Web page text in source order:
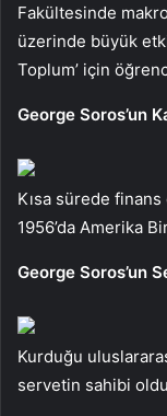
Fakültesinde
üzerinde büyük
Toplum’ için
George Soros’un
Kısa sürede
1956’da Amerika
George Soros’un
Kurduğu
servetin sahibi